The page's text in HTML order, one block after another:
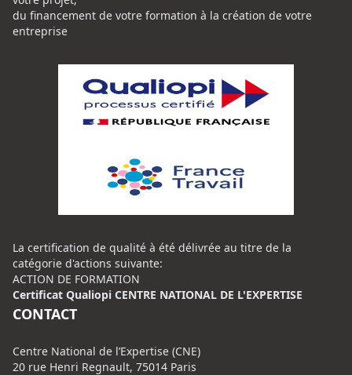
du financement de votre formation à la création de votre
entreprise
La certification de qualité à été délivrée au titre de la
catégorie d'actions suivante:
ACTION DE FORMATION
Certificat Qualiopi CENTRE NATIONAL DE L'EXPERTISE
CONTACT
Centre National de l’Expertise (CNE)
20 rue Henri Regnault, 75014 Paris